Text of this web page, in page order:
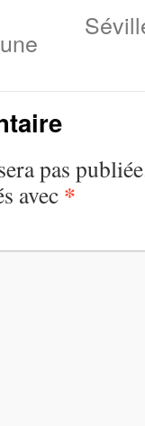
pas
avec *